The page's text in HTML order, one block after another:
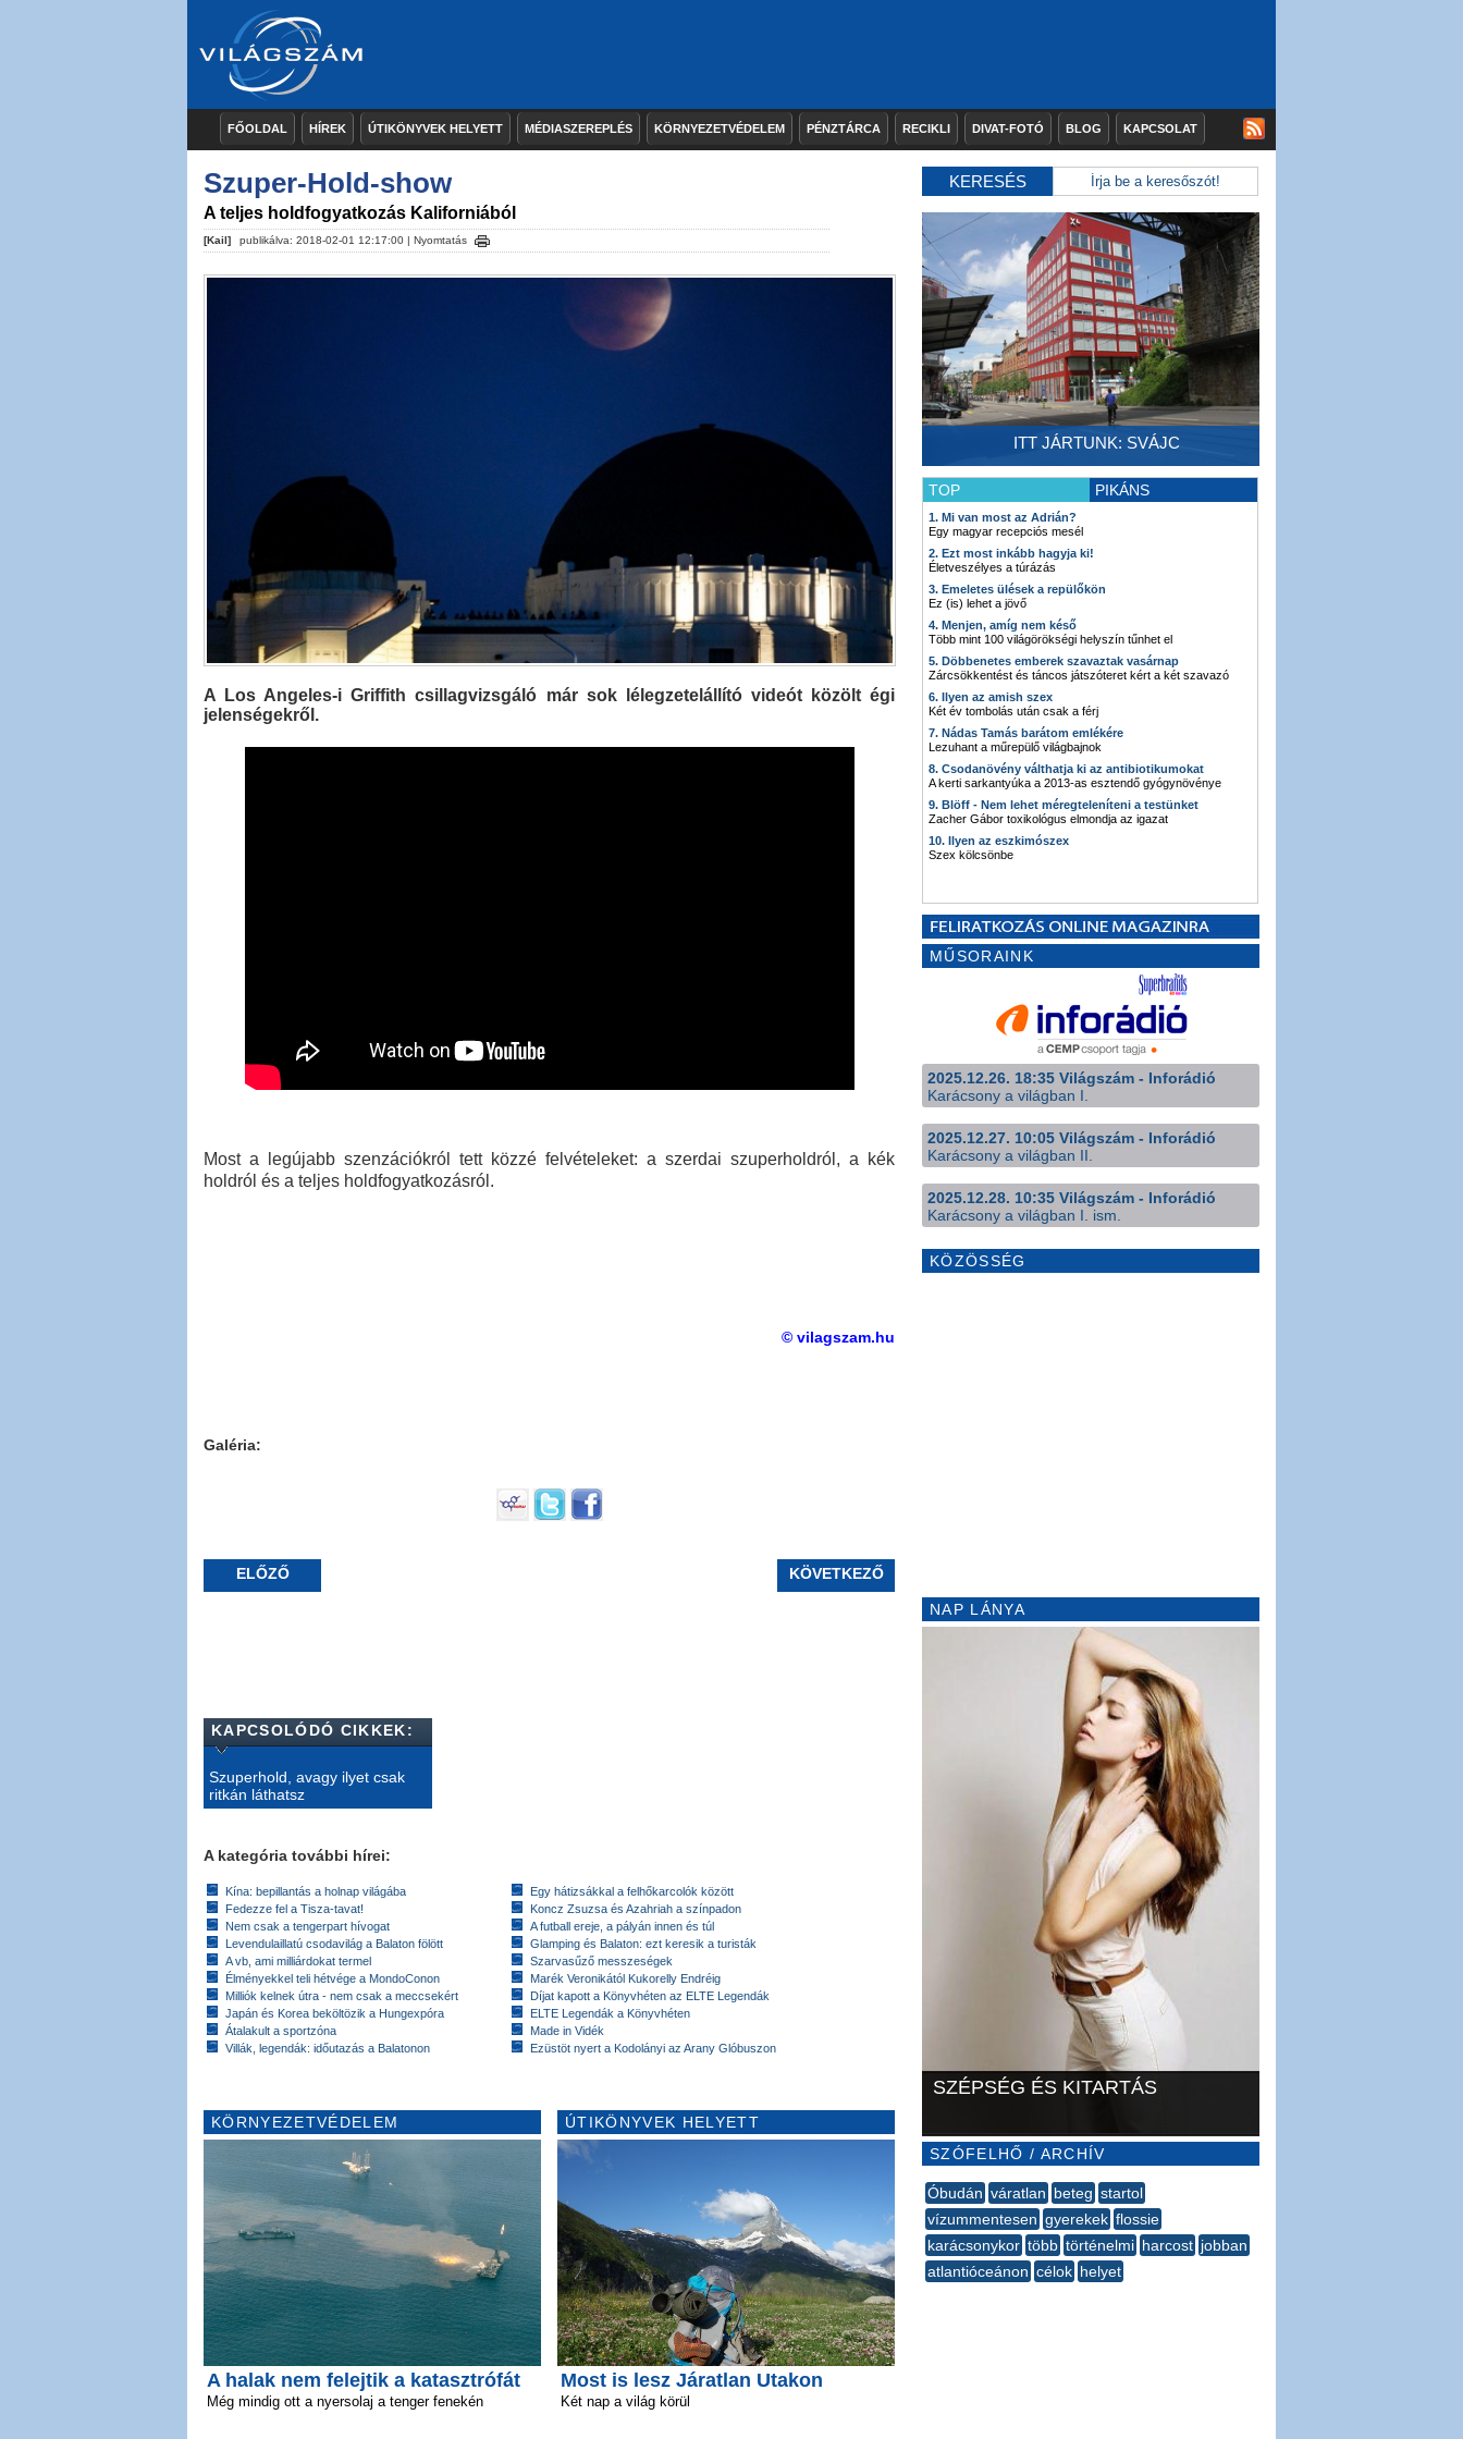
FŐOLDAL HÍREK ÚTIKÖNYVEK HELYETT MÉDIASZEREPLÉS KÖRNYEZETVÉDELEM PÉNZTÁRCA RECIKLI DIVAT-FOTÓ BLOG KAPCSOLAT
Szuper-Hold-show
A teljes holdfogyatkozás Kaliforniából
[Kail] publikálva: 2018-02-01 12:17:00 | Nyomtatás
A Los Angeles-i Griffith csillagvizsgáló már sok lélegzetelállító videót közölt égi
jelenségekről.
Most a legújabb szenzációkról tett közzé felvételeket: a szerdai szuperholdról, a kék
holdról és a teljes holdfogyatkozásról.
© vilagszam.hu
Galéria:
ELŐZŐ KÖVETKEZŐ
KAPCSOLÓDÓ CIKKEK:
Szuperhold, avagy ilyet csak
ritkán láthatsz
A kategória további hírei:
Kína: bepillantás a holnap világába
Fedezze fel a Tisza-tavat!
Nem csak a tengerpart hívogat
Levendulaillatú csodavilág a Balaton fölött
A vb, ami milliárdokat termel
Élményekkel teli hétvége a MondoConon
Milliók kelnek útra - nem csak a meccsekért
Japán és Korea beköltözik a Hungexpóra
Átalakult a sportzóna
Villák, legendák: időutazás a Balatonon
Egy hátizsákkal a felhőkarcolók között
Koncz Zsuzsa és Azahriah a színpadon
A futball ereje, a pályán innen és túl
Glamping és Balaton: ezt keresik a turisták
Szarvasűző messzeségek
Marék Veronikától Kukorelly Endréig
Díjat kapott a Könyvhéten az ELTE Legendák
ELTE Legendák a Könyvhéten
Made in Vidék
Ezüstöt nyert a Kodolányi az Arany Glóbuszon
KÖRNYEZETVÉDELEM
A halak nem felejtik a katasztrófát
Még mindig ott a nyersolaj a tenger fenekén
ÚTIKÖNYVEK HELYETT
Most is lesz Járatlan Utakon
Két nap a világ körül
KERESÉS
ITT JÁRTUNK: SVÁJC
TOP PIKÁNS
1. Mi van most az Adrián?
Egy magyar recepciós mesél
2. Ezt most inkább hagyja ki!
Életveszélyes a túrázás
3. Emeletes ülések a repülőkön
Ez (is) lehet a jövő
4. Menjen, amíg nem késő
Több mint 100 világörökségi helyszín tűnhet el
5. Döbbenetes emberek szavaztak vasárnap
Zárcsökkentést és táncos játszóteret kért a két szavazó
6. Ilyen az amish szex
Két év tombolás után csak a férj
7. Nádas Tamás barátom emlékére
Lezuhant a műrepülő világbajnok
8. Csodanövény válthatja ki az antibiotikumokat
A kerti sarkantyúka a 2013-as esztendő gyógynövénye
9. Blöff - Nem lehet méregteleníteni a testünket
Zacher Gábor toxikológus elmondja az igazat
10. Ilyen az eszkimószex
Szex kölcsönbe
MŰSORAINK
2025.12.26. 18:35 Világszám - Inforádió
Karácsony a világban I.
2025.12.27. 10:05 Világszám - Inforádió
Karácsony a világban II.
2025.12.28. 10:35 Világszám - Inforádió
Karácsony a világban I. ism.
KÖZÖSSÉG
NAP LÁNYA
SZÉPSÉG ÉS KITARTÁS
SZÓFELHŐ / ARCHÍV
Óbudán váratlan beteg startol
vízummentesen gyerekek flossie
karácsonykor több történelmi harcost jobban
atlantióceánon célok helyet